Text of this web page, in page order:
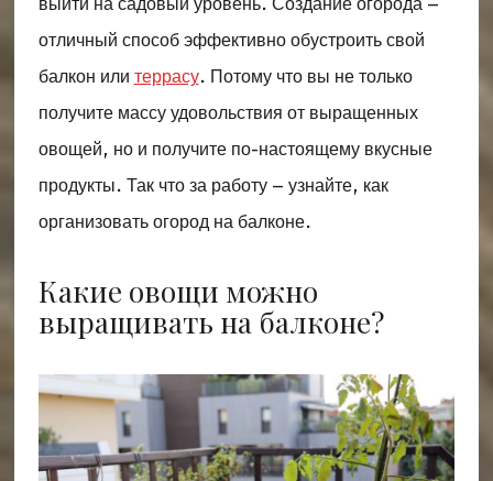
отличный способ эффективно обустроить свой
балкон или террасу. Потому что вы не только
получите массу удовольствия от выращенных
овощей, но и получите по-настоящему вкусные
продукты. Так что за работу – узнайте, как
организовать огород на балконе.
Какие овощи можно
выращивать на балконе?